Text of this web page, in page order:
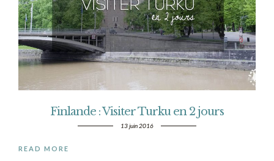
Finlande : Visiter Turku en 2 jours
13 juin 2016
READ MORE